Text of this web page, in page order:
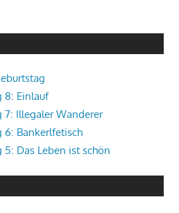
8: Einlauf
7: Illegaler Wanderer
6: Bankerlfetisch
5: Das Leben ist schön